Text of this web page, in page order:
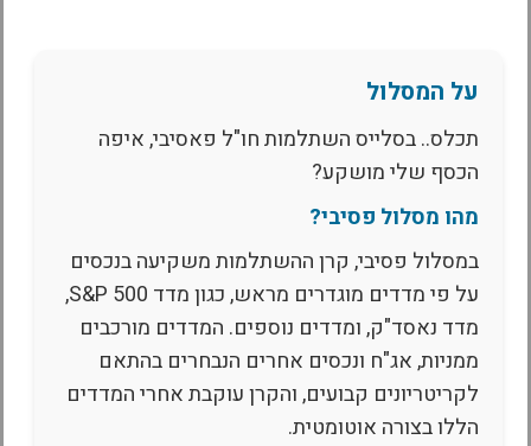
על המסלול
תכלס.. בסלייס השתלמות חו"ל פאסיבי, איפה
הכסף שלי מושקע?
מהו מסלול פסיבי?
במסלול פסיבי, קרן ההשתלמות משקיעה בנכסים
על פי מדדים מוגדרים מראש, כגון מדד S&P 500,
מדד נאסד"ק, ומדדים נוספים. המדדים מורכבים
ממניות, אג"ח ונכסים אחרים הנבחרים בהתאם
לקריטריונים קבועים, והקרן עוקבת אחרי המדדים
הללו בצורה אוטומטית.